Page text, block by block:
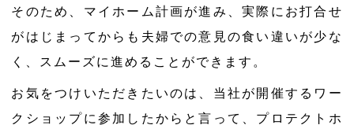
そのため、マイホーム計画が進み、実際にお打合せ
がはじまってからも夫婦での意見の食い違いが少な
く、スムーズに進めることができます。
お気をつけいただきたいのは、当社が開催するワー
クショップに参加したからと言って、プロテクトホ